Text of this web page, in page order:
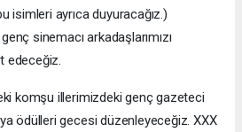
isimleri ayrıca duyuracağız.)
sinemacı arkadaşlarımızı
edeceğiz.
komşu illerimizdeki genç gazeteci
ödülleri gecesi düzenleyeceğiz. XXX